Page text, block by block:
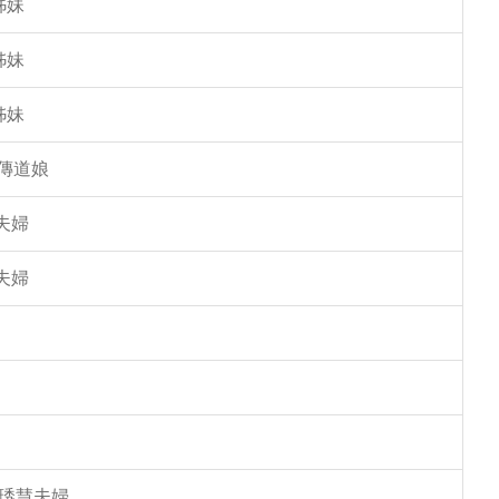
妹
妹
妹
道娘
婦
婦